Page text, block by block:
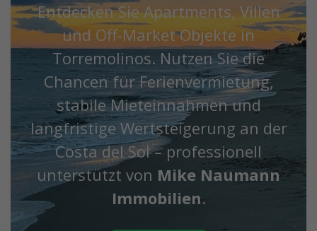
Entdecken Sie Apartments, Villen
und Off-Market Objekte in
Torremolinos. Nutzen Sie die
Chancen für Ferienvermietung,
stabile Mieteinnahmen und
langfristige Wertsteigerung an der
Costa del Sol – professionell
unterstützt von Mike Naumann
Immobilien.